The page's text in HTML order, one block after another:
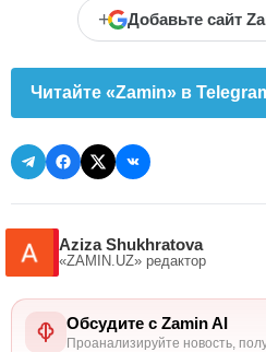
+ Добавьте сайт
Читайте «Zamin» в
Aziza Shukhratova
«ZAMIN.UZ» редактор
Обсудите с Zamin AI
Проанализируйте новость,